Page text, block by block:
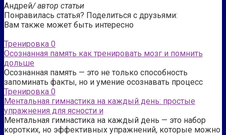
Андрей/ автор статьи
Понравилась статья? Поделиться с друзьями:
Вам также может быть интересно
Тренировка 0
Осознанная память как тренировать мозг и помнить
дольше
Осознанная память — это не только способность
запоминать факты, но и умение осознавать процесс
Тренировка 0
Ментальная гимнастика на каждый день: простые
упражнения для ясности и
Ментальная гимнастика на каждый день — это набор
коротких, но эффективных упражнений, которые можно